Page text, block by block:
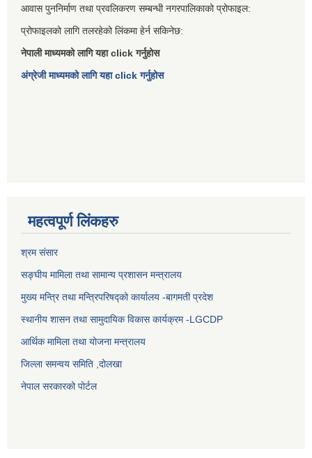
आवास पुननिर्माण तथा प्रवलिकरण सम्बन्धी नगरपालिकाको प्रोफाइल:
प्रोफाइलको लागि तलरहेको लिंकमा हेर्न सकिनेछ:
नेपाली माध्यमको लागि यहा click गर्नुहोस
अंग्रेजी माध्यमको लागि यहा click गर्नुहोस
महत्वपूर्ण लिंकहरु
श्रम संसार
सङ्घीय मामिला तथा सामान्य प्रशासन मन्त्रालय
मुख्य मन्त्रि तथा मन्त्रिपरिषद्को कार्यालय -बागमती प्रदेश
स्थानीय शासन तथा सामुदायिक विकास कार्यक्रम -LGCDP
आर्थिक मामिला तथा योजना मन्त्रालय
जिल्ला समन्वय समिति ,दोलखा
नेपाल सरकारको पोर्टल